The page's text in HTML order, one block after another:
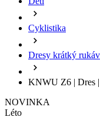
Cyklistika
Dresy krátký rukáv
KNWU Z6 | Dres
NOVINKA
Léto